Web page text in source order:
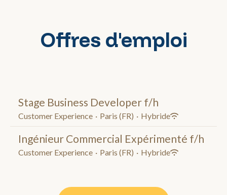
Offres d'emploi
Stage Business Developer f/h
Customer Experience · Paris (FR) · Hybride
Ingénieur Commercial Expérimenté f/h
Customer Experience · Paris (FR) · Hybride